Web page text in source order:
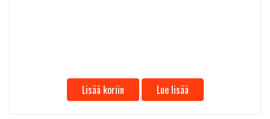
Lisää koriin Lue lisää